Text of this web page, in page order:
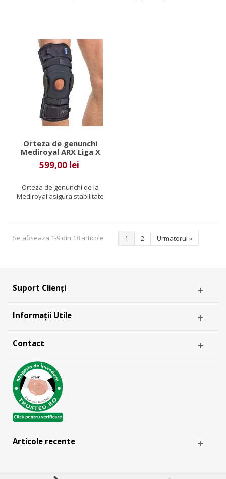
Orteza de genunchi
Mediroyal ARX Liga X
599,00 lei
Orteza de genunchi de la
Mediroyal asigura stabilitate
1 2 Urmatorul »
Se afiseaza 1-9 din 18 articole
Suport Clienți
Informații Utile
Contact
Articole recente